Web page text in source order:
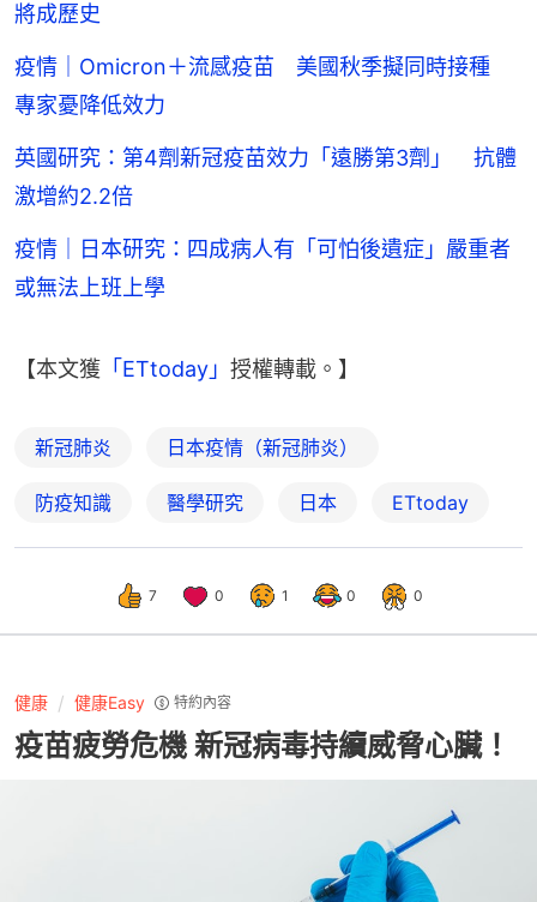
將成歷史
疫情｜Omicron＋流感疫苗 美國秋季擬同時接種
專家憂降低效力
英國研究：第4劑新冠疫苗效力「遠勝第3劑」 抗體
激增約2.2倍
疫情｜日本研究：四成病人有「可怕後遺症」嚴重者
或無法上班上學
【本文獲 「ETtoday」 授權轉載。】
新冠肺炎 日本疫情（新冠肺炎）
防疫知識 醫學研究 日本 ETtoday
7 0 1 0 0
健康 健康Easy 特約內容
疫苗疲勞危機 新冠病毒持續威脅心臟！